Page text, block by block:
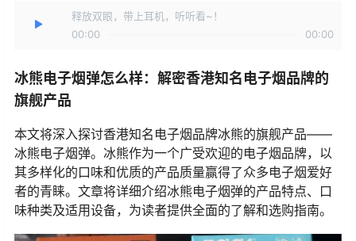
释放双眼，带上耳机，听听看~！
00:00
00:00
冰熊电子烟弹怎么样：解密香港知名电子烟品牌的
旗舰产品
本文将深入探讨香港知名电子烟品牌冰熊的旗舰产品——
冰熊电子烟弹。冰熊作为一个广受欢迎的电子烟品牌，以
其多样化的口味和优质的产品质量赢得了众多电子烟爱好
者的青睐。文章将详细介绍冰熊电子烟弹的产品特点、口
味种类及适用设备，为读者提供全面的了解和选购指南。